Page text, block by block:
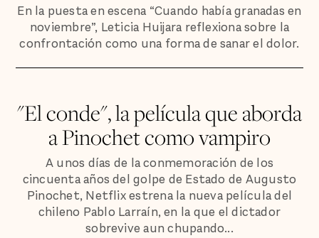
En la puesta en escena “Cuando había granadas en
noviembre”, Leticia Huijara reflexiona sobre la
confrontación como una forma de sanar el dolor.
"El conde", la película que aborda
a Pinochet como vampiro
A unos días de la conmemoración de los
cincuenta años del golpe de Estado de Augusto
Pinochet, Netflix estrena la nueva película del
chileno Pablo Larraín, en la que el dictador
sobrevive aun chupando...